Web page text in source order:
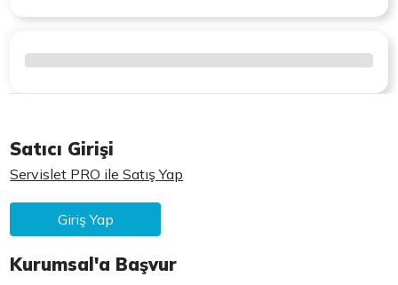
Satıcı Girişi
Servislet PRO ile Satış Yap
Giriş Yap
Kurumsal'a Başvur